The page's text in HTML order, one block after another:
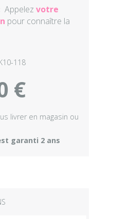
Appelez votre
pour connaître la
118
€
livrer en magasin ou
garanti 2 ans